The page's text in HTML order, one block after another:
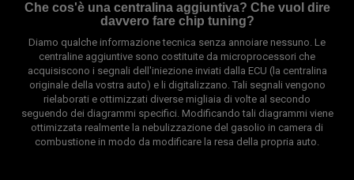
Che cos'è una centralina aggiuntiva? Che vuol dire
davvero fare chip tuning?
Diamo qualche informazione tecnica senza annoiare nessuno. Le
centraline aggiuntive sono costituite da microprocessori che
acquisiscono i segnali dell'iniezione inviati dalla ECU (la centralina
originale della vostra auto) e li digitalizzano. Tali segnali vengono
rielaborati e ottimizzati diverse migliaia di volte al secondo
seguendo dei diagrammi specifici. Modificando tali diagrammi viene
ottimizzata realmente la nebulizzazione del gasolio in camera di
combustione in modo da modificare la resa della propria auto.